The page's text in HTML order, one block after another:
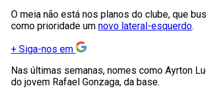
O meia não está nos planos do clube, que
como prioridade um novo lateral-esquerdo.
+ Siga-nos em
Nas últimas semanas, nomes como Ayrton
do jovem Rafael Gonzaga, da base.